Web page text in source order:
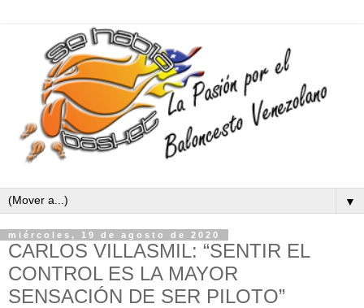
▼
miércoles, 19 de agosto de 2020
CARLOS VILLASMIL: “SENTIR EL
CONTROL ES LA MAYOR
SENSACIÓN DE SER PILOTO”